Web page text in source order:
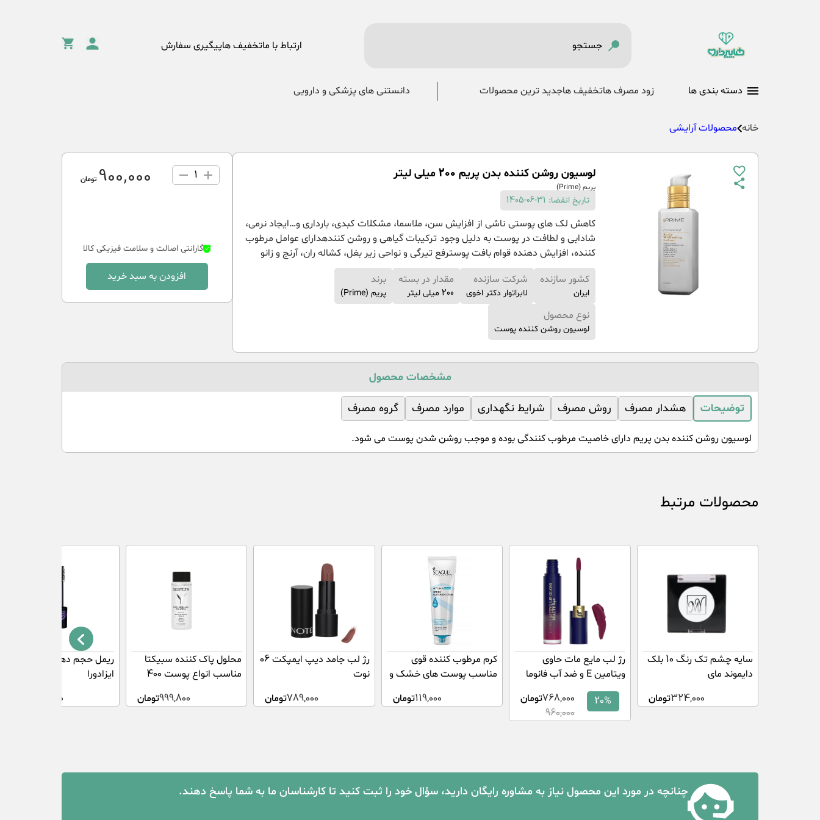
ارتباط با ماتخفیف هاپیگیری سفارش
دسته بندی ها زود مصرف هاتخفیف هاجدید ترین محصولات دانستنی های پزشکی و دارویی
خانه محصولات آرایشی
لوسیون روشن کننده بدن پریم 200 میلی لیتر
پریم (Prime)
تاریخ انقضا: 31-06-1405
کاهش لک های پوستی ناشی از افزایش سن، ملاسما، مشکلات کبدی، بارداری و…ایجاد نرمی،
شادابی و لطافت در پوست به دلیل وجود ترکیبات گیاهی و روشن کنندهدارای عوامل مرطوب
کننده، افزایش دهنده قوام بافت پوسترفع تیرگی و نواحی زیر بغل، کشاله ران، آرنج و زانو
کشور سازنده
ایران
شرکت سازنده
لابراتوار دکتر اخوی
مقدار در بسته
200 میلی لیتر
برند
پریم (Prime)
نوع محصول
لوسیون روشن کننده پوست
1 900٬000 تومان
گارانتی اصالت و سلامت فیزیکی کالا
افزودن به سبد خرید
مشخصات محصول
توضیحات هشدار مصرف روش مصرف شرایط نگهداری موارد مصرف گروه مصرف
لوسیون روشن کننده بدن پریم دارای خاصیت مرطوب کنندگی بوده و موجب روشن شدن پوست می شود.
محصولات مرتبط
سایه چشم تک رنگ 10 بلک
دایموند مای
324,000تومان
رژ لب مایع مات حاوی
ویتامین E و ضد آب فانوما
شماره 09
20%
768,000تومان
960,000
کرم مرطوب کننده قوی
مناسب پوست های خشک و
سی گل 75 میلی لیتر
119,000تومان
رژ لب جامد دیپ ایمپکت 06
نوت
789,000تومان
محلول پاک کننده سبیکتا
مناسب انواع پوست 400
999,800تومان
ریمل حجم دهنده بیگ بولد
ایزادورا
756,000
چنانچه در مورد این محصول نیاز به مشاوره رایگان دارید، سؤال خود را ثبت کنید تا کارشناسان ما به شما پاسخ دهند.